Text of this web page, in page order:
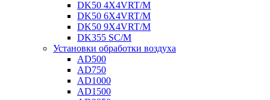
DK50 4X4VRT/M
DK50 6X4VRT/M
DK50 9X4VRT/M
DK355 SC/M
Установки обработки воздуха
AD500
AD750
AD1000
AD1500